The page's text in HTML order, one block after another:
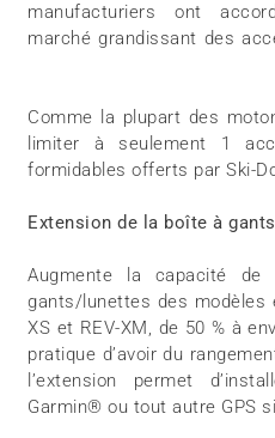
manufacturiers ont
marché grandissant des
Comme la plupart des
limiter à seulement 1
formidables offerts par Ski-
Extension de la boîte à
Augmente la capacité
gants/lunettes des modèles
XS et REV-XM, de 50 % à
pratique d’avoir du
l’extension permet
Garmin® ou tout autre GPS